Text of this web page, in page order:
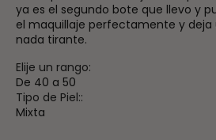
ya es el segundo bote que llevo y
el maquillaje perfectamente y deja
nada tirante.
Elije un rango:
De 40 a 50
Tipo de Piel::
Mixta